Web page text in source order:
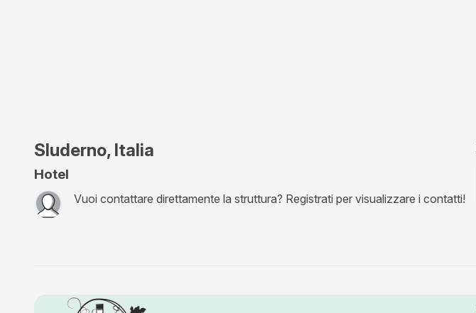
Sluderno, Italia
Hotel
Vuoi contattare direttamente la struttura? Registrati per visualizzare i contatti!